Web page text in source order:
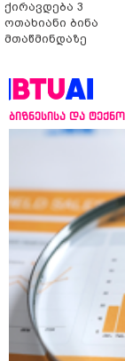
ქირავდება 3
ოთახიანი ბინა
მთაწმინდაზე
ბიზნესისა და